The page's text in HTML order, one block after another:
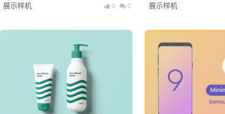
展示样机
0 0
展示样机